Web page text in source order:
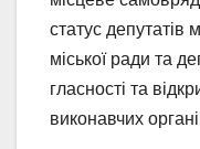
статус депутатів
міської ради та
гласності та
виконавчих